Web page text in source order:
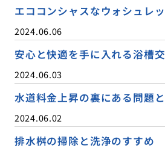
エココンシャスなウォシュレ
2024.06.06
安心と快適を手に入れる浴槽
2024.06.03
水道料金上昇の裏にある問題
2024.06.02
排水桝の掃除と洗浄のすすめ